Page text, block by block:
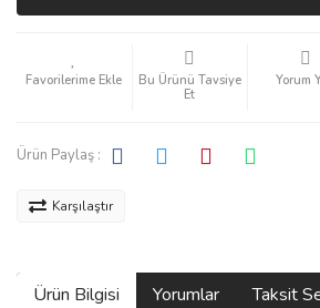
Bu Ürünü Tavsiye
Et
Yorum
Ürün Paylaş :
Karşılaştır
Ürün Bilgisi Yorumlar Taksit